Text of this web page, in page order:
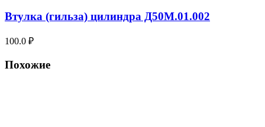
Втулка (гильза) цилиндра Д50М.01.002
100.0 ₽
Похожие